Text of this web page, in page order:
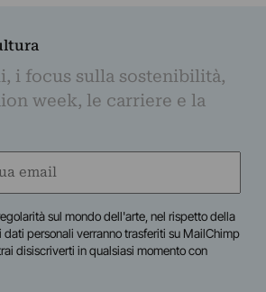
i focus sulla sostenibilità,
week, le carriere e la
sul mondo dell'arte, nel rispetto della
dati personali verranno trasferiti su MailChimp
disiscriverti in qualsiasi momento con